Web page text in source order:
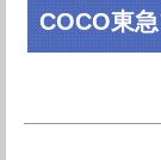
アクセス
営業時間
友達と遊んで
マホ工房で
COCO東